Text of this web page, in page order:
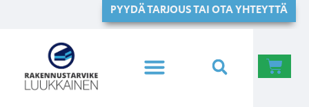
PYYDÄ TARJOUS TAI OTA YHTEYTTÄ